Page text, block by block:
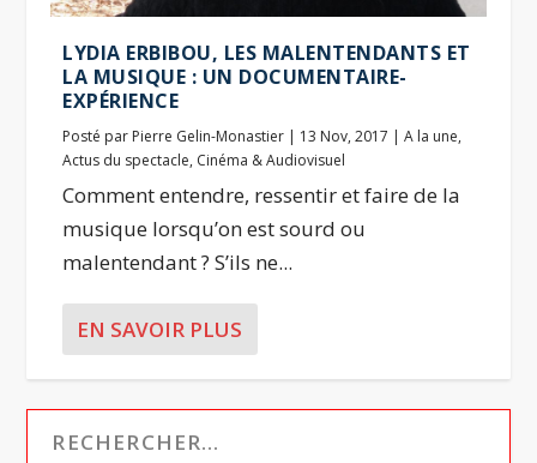
LYDIA ERBIBOU, LES MALENTENDANTS ET
LA MUSIQUE : UN DOCUMENTAIRE-
EXPÉRIENCE
Posté par Pierre Gelin-Monastier | 13 Nov, 2017 |A la une,
Actus du spectacle, Cinéma & Audiovisuel
Comment entendre, ressentir et faire de la
musique lorsqu’on est sourd ou
malentendant ? S’ils ne...
EN SAVOIR PLUS